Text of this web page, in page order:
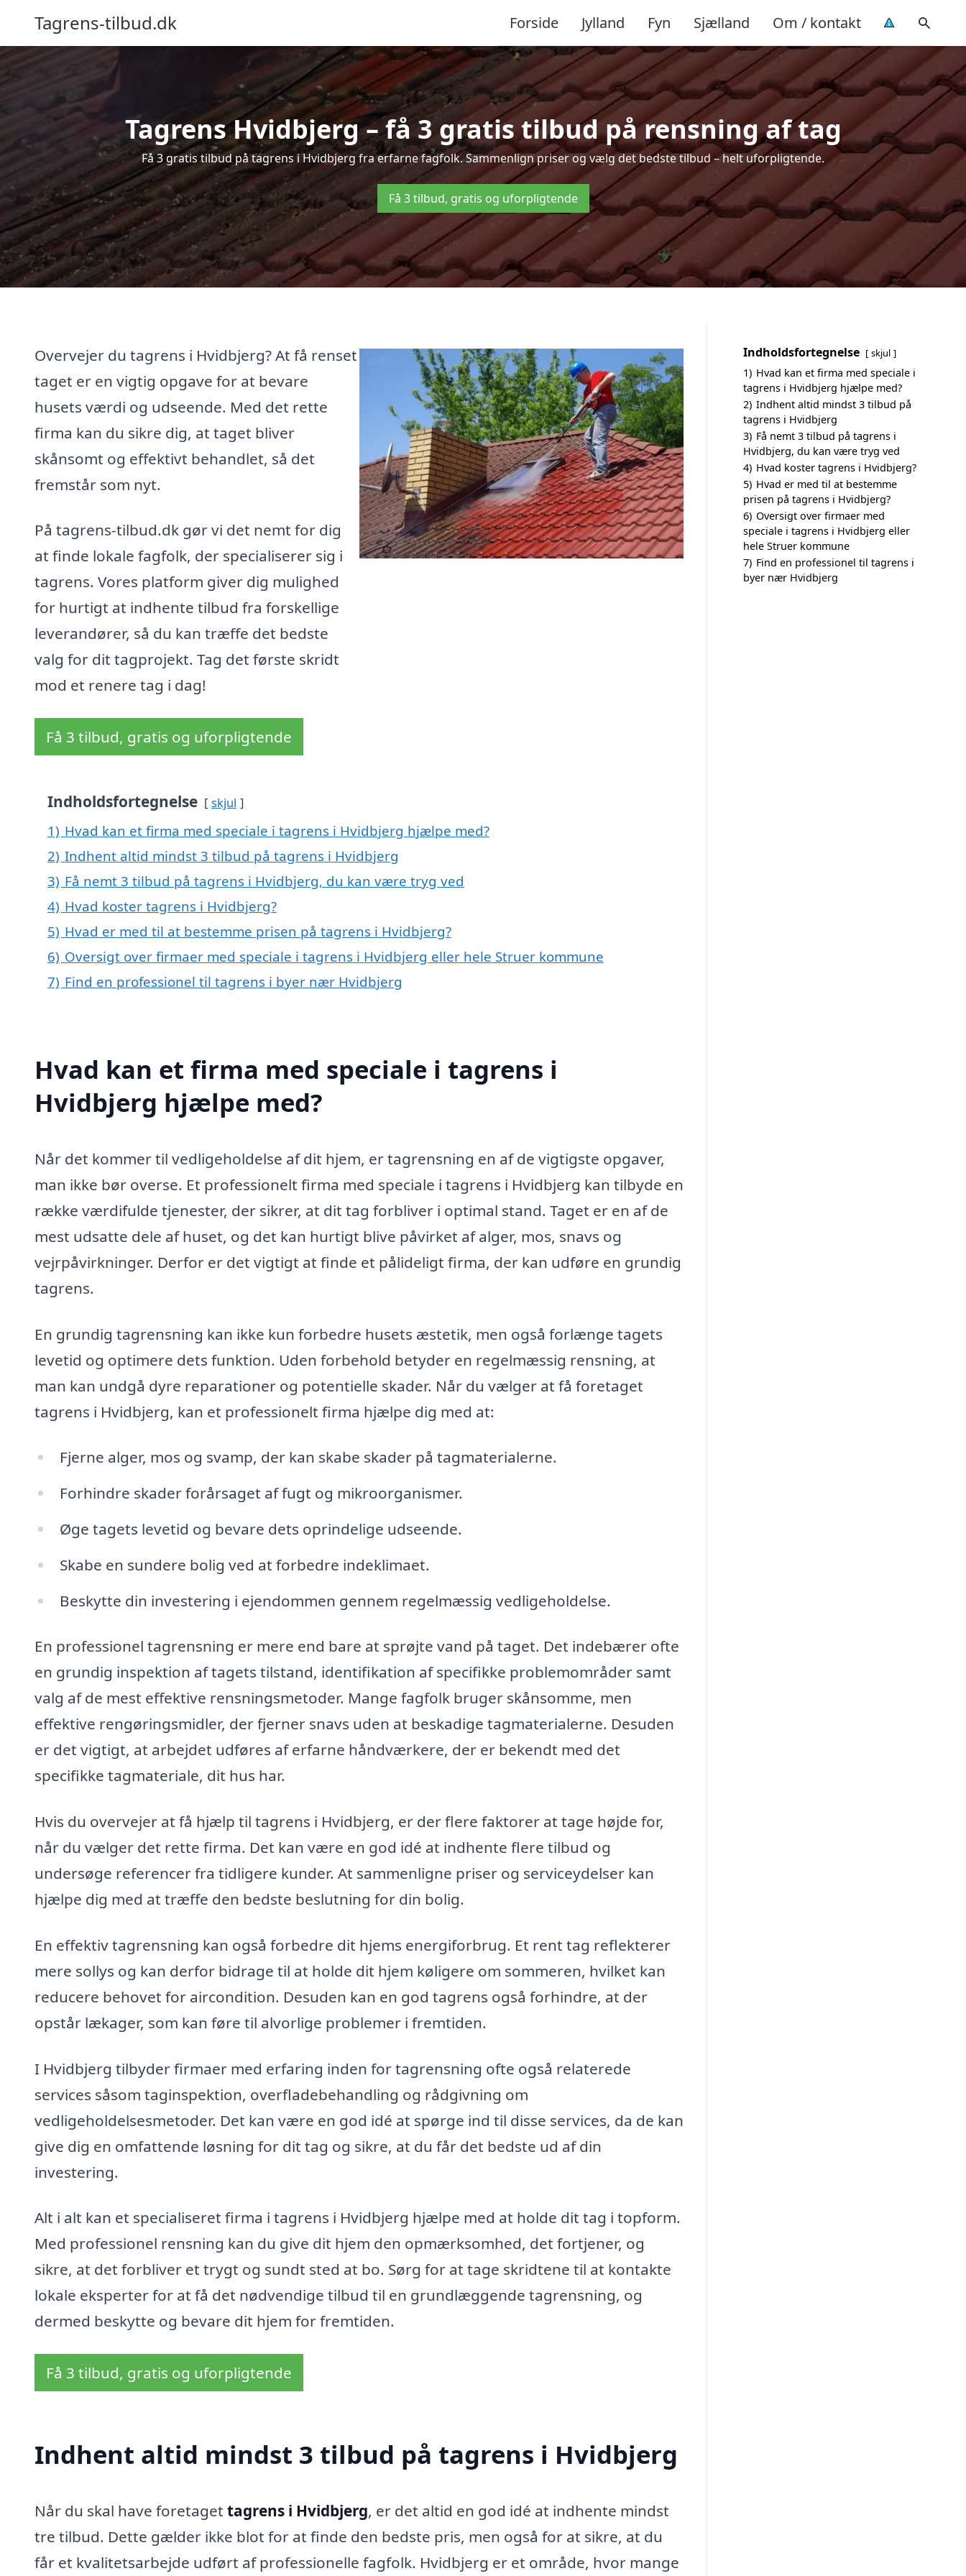
Tagrens-tilbud.dk Forside Jylland Fyn Sjælland Om / kontakt
Tagrens Hvidbjerg – få 3 gratis tilbud på rensning af tag
Få 3 gratis tilbud på tagrens i Hvidbjerg fra erfarne fagfolk. Sammenlign priser og vælg det bedste tilbud – helt uforpligtende.
Få 3 tilbud, gratis og uforpligtende
Overvejer du tagrens i Hvidbjerg? At få renset
taget er en vigtig opgave for at bevare
husets værdi og udseende. Med det rette
firma kan du sikre dig, at taget bliver
skånsomt og effektivt behandlet, så det
fremstår som nyt.
På tagrens-tilbud.dk gør vi det nemt for dig
at finde lokale fagfolk, der specialiserer sig i
tagrens. Vores platform giver dig mulighed
for hurtigt at indhente tilbud fra forskellige
leverandører, så du kan træffe det bedste
valg for dit tagprojekt. Tag det første skridt
mod et renere tag i dag!
Få 3 tilbud, gratis og uforpligtende
Indholdsfortegnelse skjul
1) Hvad kan et firma med speciale i tagrens i Hvidbjerg hjælpe med?
2) Indhent altid mindst 3 tilbud på tagrens i Hvidbjerg
3) Få nemt 3 tilbud på tagrens i Hvidbjerg, du kan være tryg ved
4) Hvad koster tagrens i Hvidbjerg?
5) Hvad er med til at bestemme prisen på tagrens i Hvidbjerg?
6) Oversigt over firmaer med speciale i tagrens i Hvidbjerg eller hele Struer kommune
7) Find en professionel til tagrens i byer nær Hvidbjerg
Hvad kan et firma med speciale i tagrens i
Hvidbjerg hjælpe med?
Når det kommer til vedligeholdelse af dit hjem, er tagrensning en af de vigtigste opgaver,
man ikke bør overse. Et professionelt firma med speciale i tagrens i Hvidbjerg kan tilbyde en
række værdifulde tjenester, der sikrer, at dit tag forbliver i optimal stand. Taget er en af de
mest udsatte dele af huset, og det kan hurtigt blive påvirket af alger, mos, snavs og
vejrpåvirkninger. Derfor er det vigtigt at finde et pålideligt firma, der kan udføre en grundig
tagrens.
En grundig tagrensning kan ikke kun forbedre husets æstetik, men også forlænge tagets
levetid og optimere dets funktion. Uden forbehold betyder en regelmæssig rensning, at
man kan undgå dyre reparationer og potentielle skader. Når du vælger at få foretaget
tagrens i Hvidbjerg, kan et professionelt firma hjælpe dig med at:
Fjerne alger, mos og svamp, der kan skabe skader på tagmaterialerne.
Forhindre skader forårsaget af fugt og mikroorganismer.
Øge tagets levetid og bevare dets oprindelige udseende.
Skabe en sundere bolig ved at forbedre indeklimaet.
Beskytte din investering i ejendommen gennem regelmæssig vedligeholdelse.
En professionel tagrensning er mere end bare at sprøjte vand på taget. Det indebærer ofte
en grundig inspektion af tagets tilstand, identifikation af specifikke problemområder samt
valg af de mest effektive rensningsmetoder. Mange fagfolk bruger skånsomme, men
effektive rengøringsmidler, der fjerner snavs uden at beskadige tagmaterialerne. Desuden
er det vigtigt, at arbejdet udføres af erfarne håndværkere, der er bekendt med det
specifikke tagmateriale, dit hus har.
Hvis du overvejer at få hjælp til tagrens i Hvidbjerg, er der flere faktorer at tage højde for,
når du vælger det rette firma. Det kan være en god idé at indhente flere tilbud og
undersøge referencer fra tidligere kunder. At sammenligne priser og serviceydelser kan
hjælpe dig med at træffe den bedste beslutning for din bolig.
En effektiv tagrensning kan også forbedre dit hjems energiforbrug. Et rent tag reflekterer
mere sollys og kan derfor bidrage til at holde dit hjem køligere om sommeren, hvilket kan
reducere behovet for aircondition. Desuden kan en god tagrens også forhindre, at der
opstår lækager, som kan føre til alvorlige problemer i fremtiden.
I Hvidbjerg tilbyder firmaer med erfaring inden for tagrensning ofte også relaterede
services såsom taginspektion, overfladebehandling og rådgivning om
vedligeholdelsesmetoder. Det kan være en god idé at spørge ind til disse services, da de kan
give dig en omfattende løsning for dit tag og sikre, at du får det bedste ud af din
investering.
Alt i alt kan et specialiseret firma i tagrens i Hvidbjerg hjælpe med at holde dit tag i topform.
Med professionel rensning kan du give dit hjem den opmærksomhed, det fortjener, og
sikre, at det forbliver et trygt og sundt sted at bo. Sørg for at tage skridtene til at kontakte
lokale eksperter for at få det nødvendige tilbud til en grundlæggende tagrensning, og
dermed beskytte og bevare dit hjem for fremtiden.
Få 3 tilbud, gratis og uforpligtende
Indhent altid mindst 3 tilbud på tagrens i Hvidbjerg
Når du skal have foretaget tagrens i Hvidbjerg, er det altid en god idé at indhente mindst
tre tilbud. Dette gælder ikke blot for at finde den bedste pris, men også for at sikre, at du
får et kvalitetsarbejde udført af professionelle fagfolk. Hvidbjerg er et område, hvor mange
Indholdsfortegnelse skjul
1) Hvad kan et firma med speciale i
tagrens i Hvidbjerg hjælpe med?
2) Indhent altid mindst 3 tilbud på
tagrens i Hvidbjerg
3) Få nemt 3 tilbud på tagrens i
Hvidbjerg, du kan være tryg ved
4) Hvad koster tagrens i Hvidbjerg?
5) Hvad er med til at bestemme
prisen på tagrens i Hvidbjerg?
6) Oversigt over firmaer med
speciale i tagrens i Hvidbjerg eller
hele Struer kommune
7) Find en professionel til tagrens i
byer nær Hvidbjerg